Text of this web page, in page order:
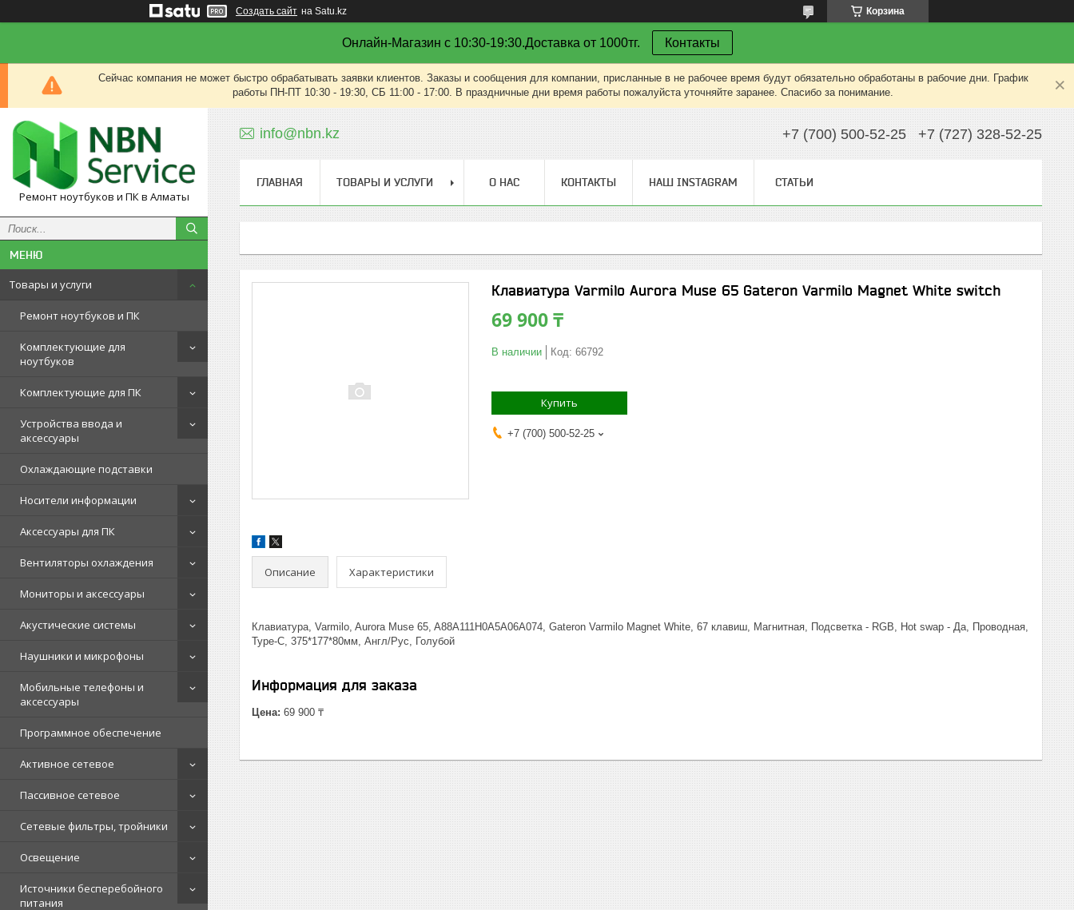
Создать сайт на Satu.kz Корзина
Онлайн-Магазин с 10:30-19:30.Доставка от 1000тг. Контакты
Сейчас компания не может быстро обрабатывать заявки клиентов. Заказы и сообщения для компании, присланные в не рабочее время будут обязательно обработаны в рабочие дни. График
работы ПН-ПТ 10:30 - 19:30, СБ 11:00 - 17:00. В праздничные дни время работы пожалуйста уточняйте заранее. Спасибо за понимание.
Ремонт ноутбуков и ПК в Алматы
Товары и услуги
Ремонт ноутбуков и ПК
Комплектующие для
ноутбуков
Комплектующие для ПК
Устройства ввода и
аксессуары
Охлаждающие подставки
Носители информации
Аксессуары для ПК
Вентиляторы охлаждения
Мониторы и аксессуары
Акустические системы
Наушники и микрофоны
Мобильные телефоны и
аксессуары
Программное обеспечение
Активное сетевое
Пассивное сетевое
Сетевые фильтры, тройники
Освещение
Источники бесперебойного
питания
info@nbn.kz +7 (700) 500-52-25 +7 (727) 328-52-25
ГЛАВНАЯ ТОВАРЫ И УСЛУГИ О НАС КОНТАКТЫ НАШ INSTAGRAM СТАТЬИ
Клавиатура Varmilo Aurora Muse 65 Gateron Varmilo Magnet White switch
69 900 ₸
В наличии Код: 66792
Купить
+7 (700) 500-52-25
Описание Характеристики
Клавиатура, Varmilo, Aurora Muse 65, A88A111H0A5A06A074, Gateron Varmilo Magnet White, 67 клавиш, Магнитная, Подсветка - RGB, Hot swap - Да, Проводная,
Type-C, 375*177*80мм, Англ/Рус, Голубой
Информация для заказа
Цена: 69 900 ₸